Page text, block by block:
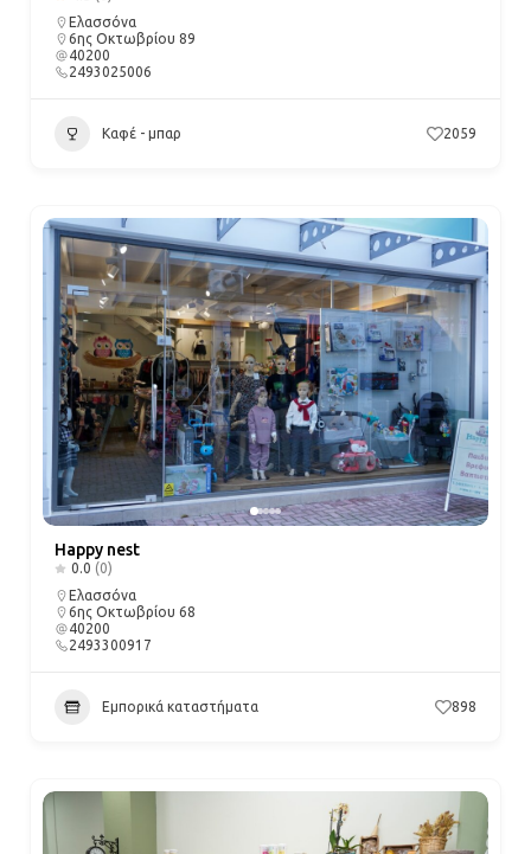
Ελασσόνα
6ης Οκτωβρίου 89
40200
2493025006
Καφέ - μπαρ 2059
Happy nest
0.0 (0)
Ελασσόνα
6ης Οκτωβρίου 68
40200
2493300917
Εμπορικά καταστήματα 898